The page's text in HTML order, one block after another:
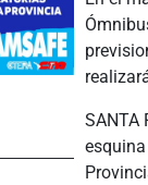
SANTA